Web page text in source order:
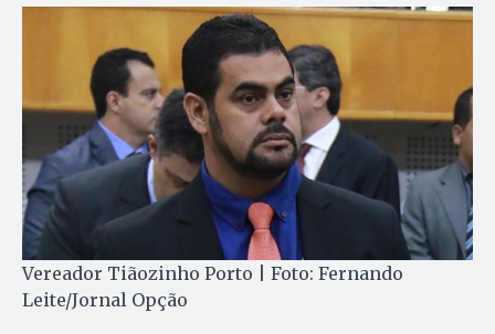
Vereador Tiãozinho Porto | Foto: Fernando
Leite/Jornal Opção